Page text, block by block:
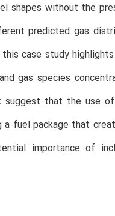
shapes without the
predicted gas
case study
gas species
that the use of
a fuel package that
importance of